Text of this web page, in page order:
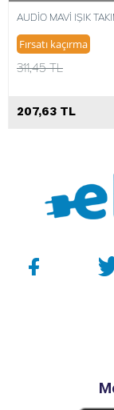
AUDİO MAVİ IŞIK
Fırsatı kaçırma
311,45 TL
207,63 TL